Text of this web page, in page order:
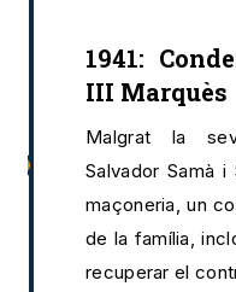
1941:
III Marquès
Malgrat la
Salvador Samà
maçoneria, un
de la família,
recuperar el